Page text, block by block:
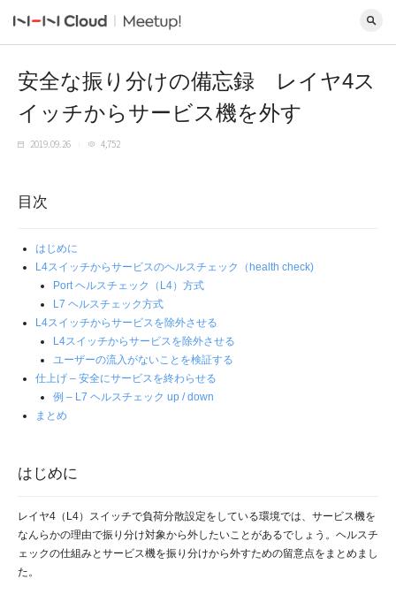
安全な振り分けの備忘録 レイヤ4ス
イッチからサービス機を外す
2019.09.26 4,752
目次
はじめに
L4スイッチからサービスのヘルスチェック（health check)
Port ヘルスチェック（L4）方式
L7 ヘルスチェック方式
L4スイッチからサービスを除外させる
L4スイッチからサービスを除外させる
ユーザーの流入がないことを検証する
仕上げ – 安全にサービスを終わらせる
例 – L7 ヘルスチェック up / down
まとめ
はじめに
レイヤ4（L4）スイッチで負荷分散設定をしている環境では、サービス機を
なんらかの理由で振り分け対象から外したいことがあるでしょう。ヘルスチ
ェックの仕組みとサービス機を振り分けから外すための留意点をまとめまし
た。